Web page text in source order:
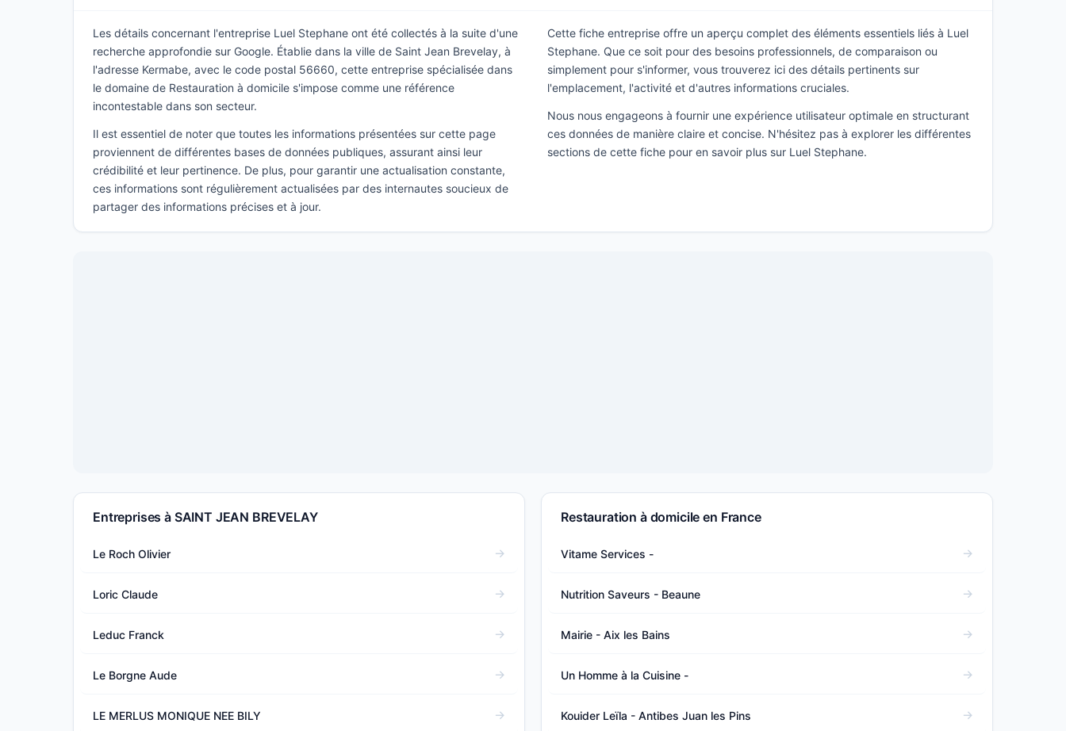
Les détails concernant l'entreprise Luel Stephane ont été collectés à la suite d'une
recherche approfondie sur Google. Établie dans la ville de Saint Jean Brevelay, à
l'adresse Kermabe, avec le code postal 56660, cette entreprise spécialisée dans
le domaine de Restauration à domicile s'impose comme une référence
incontestable dans son secteur.
Il est essentiel de noter que toutes les informations présentées sur cette page
proviennent de différentes bases de données publiques, assurant ainsi leur
crédibilité et leur pertinence. De plus, pour garantir une actualisation constante,
ces informations sont régulièrement actualisées par des internautes soucieux de
partager des informations précises et à jour.
Cette fiche entreprise offre un aperçu complet des éléments essentiels liés à Luel
Stephane. Que ce soit pour des besoins professionnels, de comparaison ou
simplement pour s'informer, vous trouverez ici des détails pertinents sur
l'emplacement, l'activité et d'autres informations cruciales.
Nous nous engageons à fournir une expérience utilisateur optimale en structurant
ces données de manière claire et concise. N'hésitez pas à explorer les différentes
sections de cette fiche pour en savoir plus sur Luel Stephane.
Entreprises à SAINT JEAN BREVELAY
Le Roch Olivier
Loric Claude
Leduc Franck
Le Borgne Aude
LE MERLUS MONIQUE NEE BILY
Restauration à domicile en France
Vitame Services -
Nutrition Saveurs - Beaune
Mairie - Aix les Bains
Un Homme à la Cuisine -
Kouider Leïla - Antibes Juan les Pins